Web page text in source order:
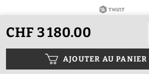
CHF 3 180.00
AJOUTER AU PANIER
Tous les prix sont en CHF, TVA
d'expédition, sauf indication